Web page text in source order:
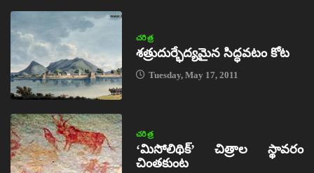
చరిత్ర
శత్రుదుర్భేద్యమైన సిద్ధవటం కోట
Tuesday, May 17, 2011
చరిత్ర
‘మిసోలిథిక్‌’ చిత్రాల స్థావరం
చింతకుంట